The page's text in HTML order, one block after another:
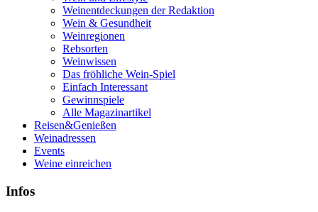
Weinentdeckungen der Redaktion
Wein & Gesundheit
Weinregionen
Rebsorten
Weinwissen
Das fröhliche Wein-Spiel
Einfach Interessant
Gewinnspiele
Alle Magazinartikel
Reisen&Genießen
Weinadressen
Events
Weine einreichen
Infos